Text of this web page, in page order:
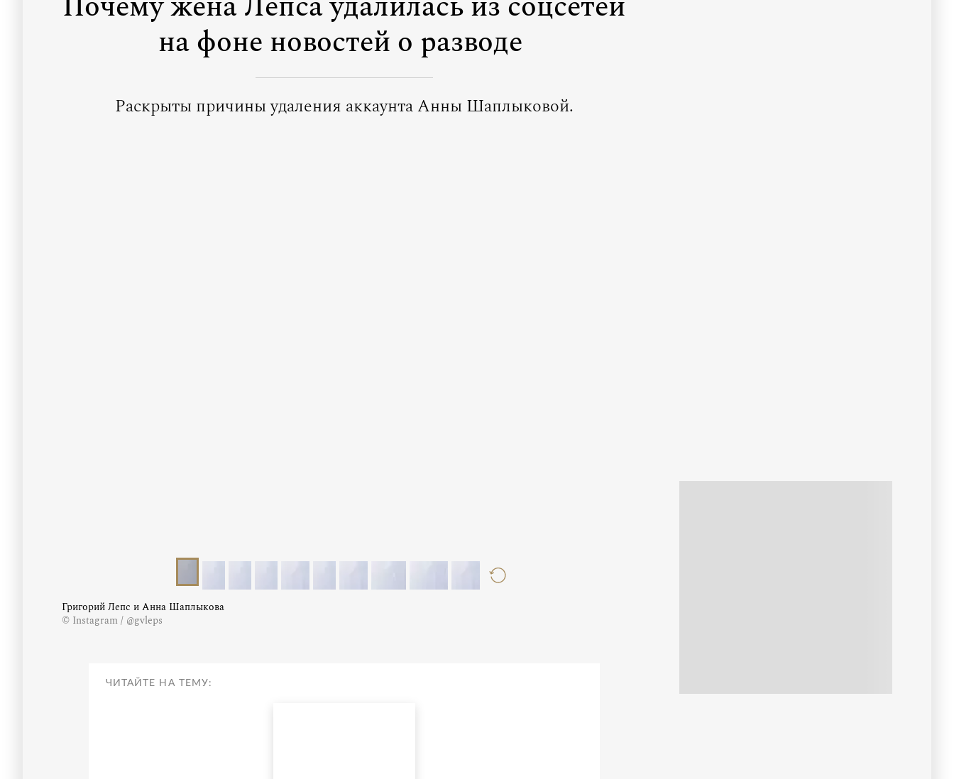
на фоне новостей о разводе
Раскрыты причины удаления аккаунта Анны Шаплыковой.
Григорий Лепс и Анна Шаплыкова
© Instagram / @gvleps
ЧИТАЙТЕ НА ТЕМУ: